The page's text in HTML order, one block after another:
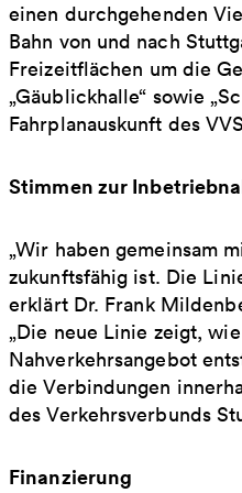
einen durchgehenden
Bahn von und nach
Freizeitflächen um die
„Gäublickhalle“ sowie
Fahrplanauskunft des
Stimmen zur
„Wir haben gemeinsam
zukunftsfähig ist. Die
erklärt Dr. Frank
„Die neue Linie zeigt,
Nahverkehrsangebot
die Verbindungen
des Verkehrsverbunds
Finanzierung